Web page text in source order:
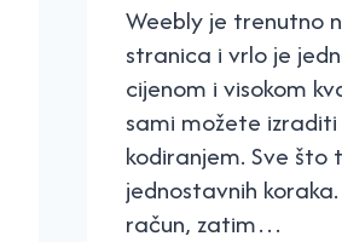
Weebly je trenutno
stranica i vrlo je
cijenom i visokom
sami možete
kodiranjem. Sve
jednostavnih
račun, zatim…